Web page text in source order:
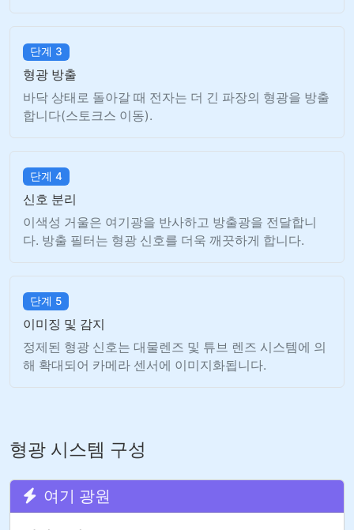
단계 3
형광 방출
바닥 상태로 돌아갈 때 전자는 더 긴 파장의 형광을 방출
합니다(스토크스 이동).
단계 4
신호 분리
이색성 거울은 여기광을 반사하고 방출광을 전달합니
다. 방출 필터는 형광 신호를 더욱 깨끗하게 합니다.
단계 5
이미징 및 감지
정제된 형광 신호는 대물렌즈 및 튜브 렌즈 시스템에 의
해 확대되어 카메라 센서에 이미지화됩니다.
형광 시스템 구성
여기 광원